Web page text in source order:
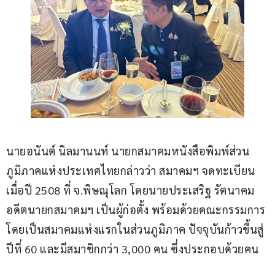
นายอนันต์ นิลมานนท์ นายกสมาคมหนังสือพิมพ์ส่วน
ภูมิภาคแห่งประเทศไทยกล่าวว่า สมาคมฯ จดทะเบียน
เมื่อปี 2508 ที่ จ.พิษณุโลก โดยนายประเสริฐ รัตนาคม
อดีตนายกสมาคมฯ เป็นผู้ก่อตั้ง พร้อมด้วยคณะกรรมการ
โดยเป็นสมาคมแห่งแรกในส่วนภูมิภาค ปัจจุบันก้าวขึ้นสู่
ปีที่ 60 และมีสมาชิกกว่า 3,000 คน ซึ่งประกอบด้วยคน